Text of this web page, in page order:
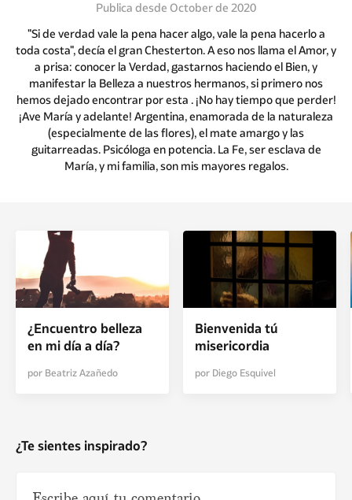
Publica desde October de 2020
"Si de verdad vale la pena hacer algo, vale la pena hacerlo a
toda costa", decía el gran Chesterton. A eso nos llama el Amor, y
a prisa: conocer la Verdad, gastarnos haciendo el Bien, y
manifestar la Belleza a nuestros hermanos, si primero nos
hemos dejado encontrar por esta . ¡No hay tiempo que perder!
¡Ave María y adelante! Argentina, enamorada de la naturaleza
(especialmente de las flores), el mate amargo y las
guitarreadas. Psicóloga en potencia. La Fe, ser esclava de
María, y mi familia, son mis mayores regalos.
¿Encuentro belleza
en mi día a día?
por Beatriz Azañedo
Bienvenida tú
misericordia
por Diego Esquivel
¿Te sientes inspirado?